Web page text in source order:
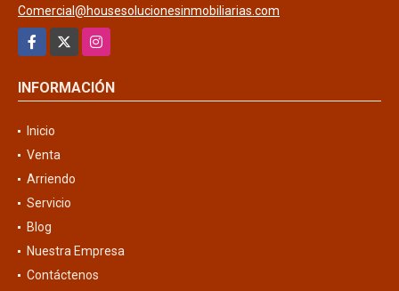
Comercial@housesolucionesinmobiliarias.com
Facebook
Instagram
INFORMACIÓN
Inicio
Venta
Arriendo
Servicio
Blog
Nuestra Empresa
Contáctenos